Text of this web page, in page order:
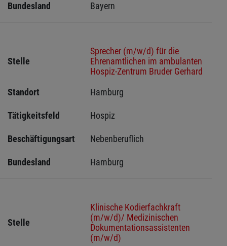
Bundesland Bayern
Stelle
Sprecher (m/w/d) für die
Ehrenamtlichen im ambulanten
Hospiz-Zentrum Bruder Gerhard
Standort
Hamburg
Tätigkeitsfeld Hospiz
Beschäftigungsart Nebenberuflich
Bundesland Hamburg
Stelle
Klinische Kodierfachkraft
(m/w/d)/ Medizinischen
Dokumentationsassistenten
(m/w/d)